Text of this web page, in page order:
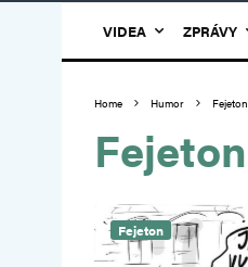
VIDEA ZPRÁVY
Home Humor Fejeton
Fejeton
Fejeton